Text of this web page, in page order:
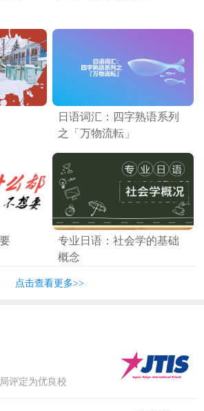
日语词汇：四字熟语系列
之「万物流転」
专业日语：社会学的基础
概念
点击查看更多>>
评定为优良校